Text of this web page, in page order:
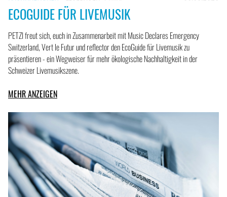
ECOGUIDE FÜR LIVEMUSIK
PETZI freut sich, euch in Zusammenarbeit mit Music Declares Emergency
Switzerland, Vert le Futur und reflector den EcoGuide für Livemusik zu
präsentieren - ein Wegweiser für mehr ökologische Nachhaltigkeit in der
Schweizer Livemusikszene.
MEHR ANZEIGEN